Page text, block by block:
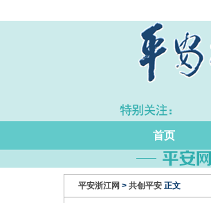
·上半年浙江GDP同比增长5.7%
首页
平安浙江网 > 共创平安 正文